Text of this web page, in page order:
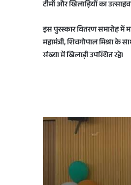
टीमों और खिलाड़ियों का
इस पुरस्कार वितरण समारोह
महामंत्री, शिवगोपाल मिश्रा के
संख्या में खिलाड़ी उपस्थित रहेI